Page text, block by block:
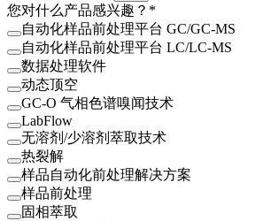
您对什么产品感兴趣？*
自动化样品前处理平台 GC/GC-MS
自动化样品前处理平台 LC/LC-MS
数据处理软件
动态顶空
GC-O 气相色谱嗅闻技术
LabFlow
无溶剂/少溶剂萃取技术
热裂解
样品自动化前处理解决方案
样品前处理
固相萃取